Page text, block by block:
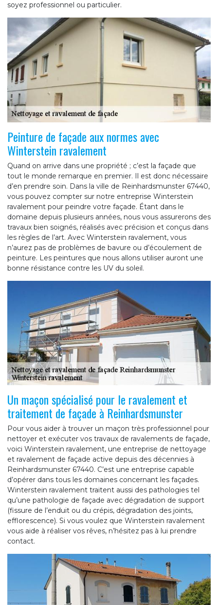
soyez professionnel ou particulier.
Peinture de façade aux normes avec
Winterstein ravalement
Quand on arrive dans une propriété ; c’est la façade que
tout le monde remarque en premier. Il est donc nécessaire
d’en prendre soin. Dans la ville de Reinhardsmunster 67440,
vous pouvez compter sur notre entreprise Winterstein
ravalement pour peindre votre façade. Étant dans le
domaine depuis plusieurs années, nous vous assurerons des
travaux bien soignés, réalisés avec précision et conçus dans
les règles de l’art. Avec Winterstein ravalement, vous
n’aurez pas de problèmes de bavure ou d’écoulement de
peinture. Les peintures que nous allons utiliser auront une
bonne résistance contre les UV du soleil.
Un maçon spécialisé pour le ravalement et
traitement de façade à Reinhardsmunster
Pour vous aider à trouver un maçon très professionnel pour
nettoyer et exécuter vos travaux de ravalements de façade,
voici Winterstein ravalement, une entreprise de nettoyage
et ravalement de façade active depuis des décennies à
Reinhardsmunster 67440. C’est une entreprise capable
d’opérer dans tous les domaines concernant les façades.
Winterstein ravalement traitent aussi des pathologies tel
qu’une pathologie de façade avec dégradation de support
(fissure de l’enduit ou du crépis, dégradation des joints,
efflorescence). Si vous voulez que Winterstein ravalement
vous aide à réaliser vos rêves, n’hésitez pas à lui prendre
contact.